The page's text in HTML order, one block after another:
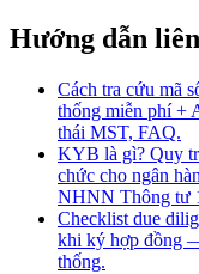
Hướng dẫn
Cách tra cứu mã
thống miễn phí +
thái MST, FAQ.
KYB là gì? Quy
chức cho ngân
NHNN Thông tư
Checklist due
khi ký hợp đồng
thống.